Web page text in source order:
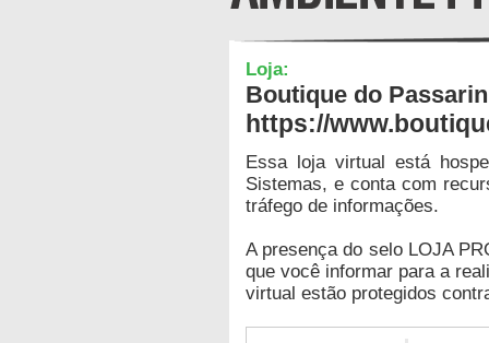
Loja:
Boutique do
https://
Essa loja virtual está
Sistemas, e conta com
tráfego de informações.
A presença do selo LOJA
que você informar para a
virtual estão protegidos